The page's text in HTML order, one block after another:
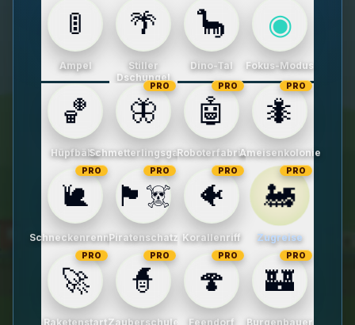
🚦
Ampel
🌴
Stiller
Dschungel
🦕
Dino-Tal
◉
Fokus-Modus
🏀
Hüpfbälle
🦋
PRO
Schmetterlingsgarten
🤖
PRO
Roboterfabrik
🐜
PRO
Ameisenkolonie
🐌
PRO
Schneckenrennen
🏴‍☠️
PRO
Piratenschatz
🐠
PRO
Korallenriff
🚂
PRO
Zugreise
🚀
PRO
Raketenstart
🧙
PRO
Zauberschule
🍄
PRO
Feendorf
🏰
PRO
Burgenbauer